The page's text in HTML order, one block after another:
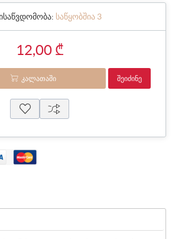
საწყობშია 3
12,00 ₾
ᲙᲐᲚᲐᲗᲐᲨᲘ ᲨᲔᲘᲫᲘᲜᲔ